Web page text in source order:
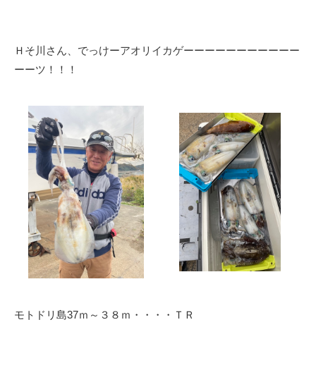
Ｈそ川さん、でっけーアオリイカゲーーーーーーーーーーー
ーーツ！！！
モトドリ島37ｍ～３８ｍ・・・・ＴＲ